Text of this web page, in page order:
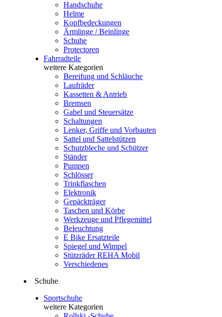
Handschuhe
Helme
Kopfbedeckungen
Ärmlinge / Beinlinge
Schuhe
Protectoren
Fahrradteile
weitere Kategorien
Bereifung und Schläuche
Laufräder
Kassetten & Antrieb
Bremsen
Gabel und Steuersätze
Schaltungen
Lenker, Griffe und Vorbauten
Sattel und Sattelstützen
Schutzbleche und Schützer
Ständer
Pumpen
Schlösser
Trinkflaschen
Elektronik
Gepäckträger
Taschen und Körbe
Werkzeuge und Pflegemittel
Beleuchtung
E Bike Ersatzteile
Spiegel und Wimpel
Stützräder REHA Mobil
Verschiedenes
Schuhe
Sportschuhe
weitere Kategorien